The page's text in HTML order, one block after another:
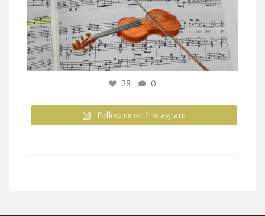
28 0
Follow us on Instagram